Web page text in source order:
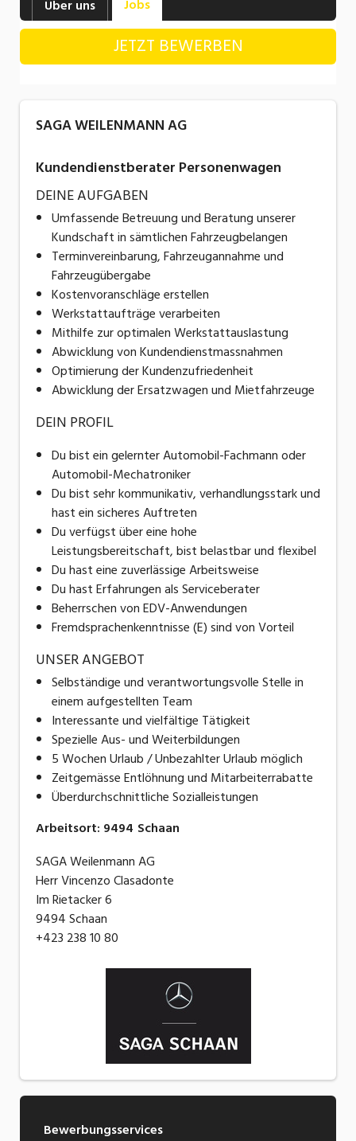
Industrie, Maschinenbau, Anlagenbau,
Produktion
Informatik, Telekommunikation
Körperpflege, Wellness
Marketing, Kommunikation, Medien, Druck
Mechanik, Elektronik, Optik, Textil (Fertigung)
Medizin, Gesundheitswesen, Pflege
Sicherheit, Rettung, Polizei, Zoll
Verkauf, Handel, Kundenberatung,
Aussendienst
Über uns Jobs
JETZT BEWERBEN
SAGA WEILENMANN AG
Kundendienstberater Personenwagen
DEINE AUFGABEN
Umfassende Betreuung und Beratung unserer
Kundschaft in sämtlichen Fahrzeugbelangen​
Terminvereinbarung, Fahrzeugannahme und
Fahrzeugübergabe
Kostenvoranschläge erstellen
Werkstattaufträge verarbeiten
Mithilfe zur optimalen Werkstattauslastung
Abwicklung von Kundendienstmassnahmen
Optimierung der Kundenzufriedenheit
Abwicklung der Ersatzwagen und Mietfahrzeuge
DEIN PROFIL
Du bist ein gelernter Automobil-Fachmann oder
Automobil-Mechatroniker
Du bist sehr kommunikativ, verhandlungsstark und
hast ein sicheres Auftreten
Du verfügst über eine hohe
Leistungsbereitschaft, bist belastbar und flexibel
Du hast eine zuverlässige Arbeitsweise
Du hast Erfahrungen als Serviceberater
Beherrschen von EDV-Anwendungen
Fremdsprachenkenntnisse (E) sind von Vorteil
UNSER ANGEBOT
Selbständige und verantwortungsvolle Stelle in
einem aufgestellten Team
Interessante und vielfältige Tätigkeit
Spezielle Aus- und Weiterbildungen
5 Wochen Urlaub / Unbezahlter Urlaub möglich
Zeitgemässe Entlöhnung und Mitarbeiterrabatte
Überdurchschnittliche Sozialleistungen
Arbeitsort: 9494 Schaan
SAGA Weilenmann AG
Herr Vincenzo Clasadonte
Im Rietacker 6
9494 Schaan
+423 238 10 80
Bewerbungsservices